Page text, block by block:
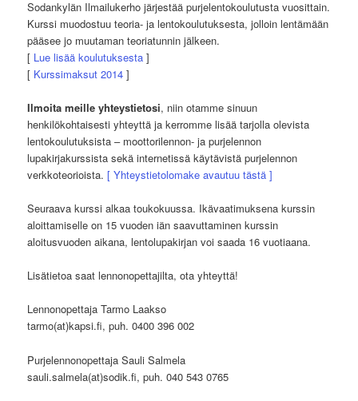
Sodankylän Ilmailukerho järjestää purjelentokoulutusta vuosittain.
Kurssi muodostuu teoria- ja lentokoulutuksesta, jolloin lentämään
pääsee jo muutaman teoriatunnin jälkeen.
[ Lue lisää koulutuksesta ]
[ Kurssimaksut 2014 ]
Ilmoita meille yhteystietosi, niin otamme sinuun
henkilökohtaisesti yhteyttä ja kerromme lisää tarjolla olevista
lentokoulutuksista – moottorilennon- ja purjelennon
lupakirjakurssista sekä internetissä käytävistä purjelennon
verkkoteorioista.[ Yhteystietolomake avautuu tästä ]
Seuraava kurssi alkaa toukokuussa. Ikävaatimuksena kurssin
aloittamiselle on 15 vuoden iän saavuttaminen kurssin
aloitusvuoden aikana, lentolupakirjan voi saada 16 vuotiaana.
Lisätietoa saat lennonopettajilta, ota yhteyttä!
Lennonopettaja Tarmo Laakso
tarmo(at)kapsi.fi, puh. 0400 396 002
Purjelennonopettaja Sauli Salmela
sauli.salmela(at)sodik.fi, puh. 040 543 0765